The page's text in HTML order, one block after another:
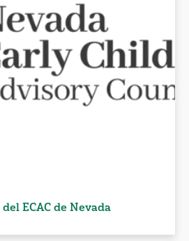
ECAC de Nevada